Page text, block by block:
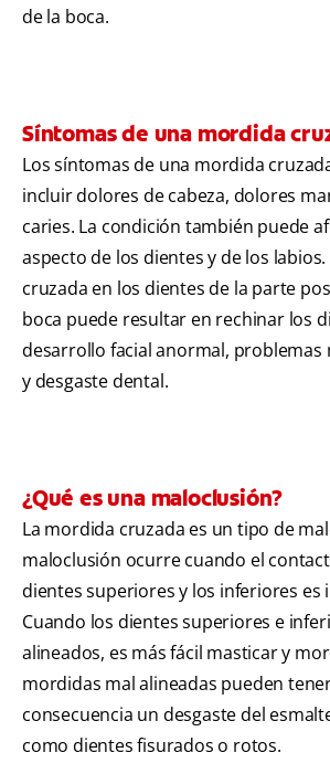
de la boca.
Síntomas de una mordida
Los síntomas de una mordida
incluir dolores de cabeza, dolores
caries. La condición también puede
aspecto de los dientes y de los
cruzada en los dientes de la parte
boca puede resultar en rechinar los
desarrollo facial anormal, problemas
y desgaste dental.
¿Qué es una maloclusión?
La mordida cruzada es un tipo de
maloclusión ocurre cuando el
dientes superiores y los inferiores es
Cuando los dientes superiores e
alineados, es más fácil masticar y
mordidas mal alineadas pueden
consecuencia un desgaste del
como dientes fisurados o rotos.